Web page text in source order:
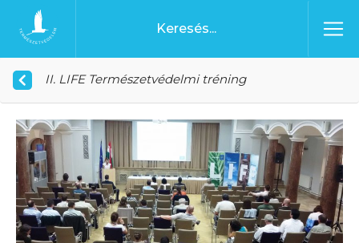
Ugrás a tartalomhoz
Főoldal
II. LIFE Természetvédelmi tréning